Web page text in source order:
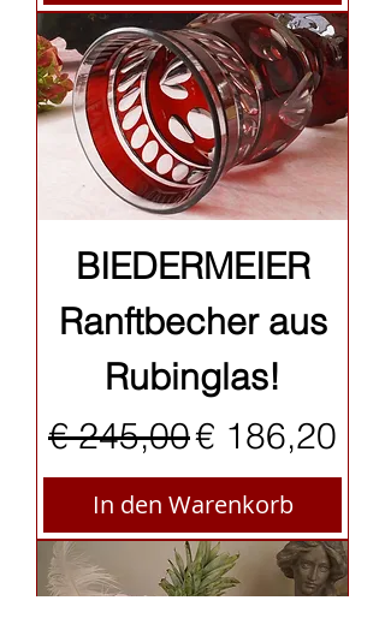
BIEDERMEIER
Ranftbecher aus
Rubinglas!
Standardpreis
€ 245,00Sale-Preis
€ 186,20
In den Warenkorb